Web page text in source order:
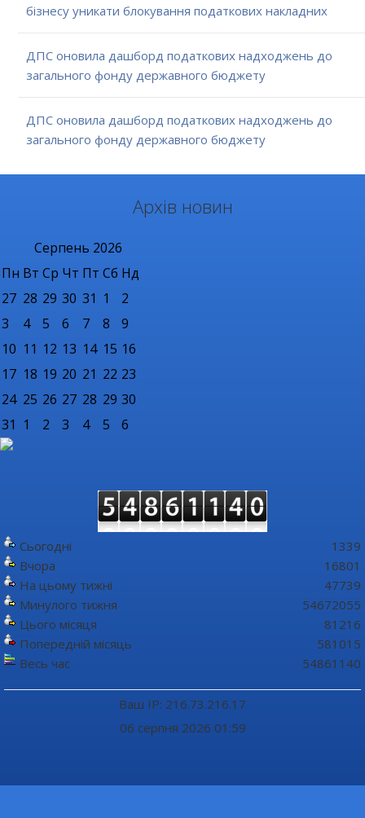
бізнесу уникати блокування податкових накладних
ДПС оновила дашборд податкових надходжень до
загального фонду державного бюджету
ДПС оновила дашборд податкових надходжень до
загального фонду державного бюджету
Архів новин
Серпень 2026
Пн Вт Ср Чт Пт Сб Нд
27 28 29 30 31 1
2
3
4 5 6 7 8
9
10 11 12 13 14 15 16
17 18 19 20 21 22 23
24 25 26 27 28 29 30
31 1 2 3 4 5 6
Сьогодні
Вчора
На цьому тижні
Минулого тижня
Цього місяця
Попередній місяць
Весь час
1339
16801
47739
54672055
81216
581015
54861140
Ваш IP: 216.73.216.17
06 серпня 2026 01:59